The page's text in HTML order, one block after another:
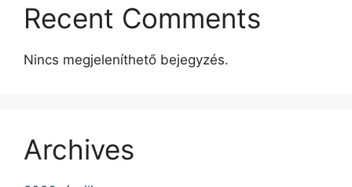
Recent Comments
Nincs megjeleníthető bejegyzés.
Archives